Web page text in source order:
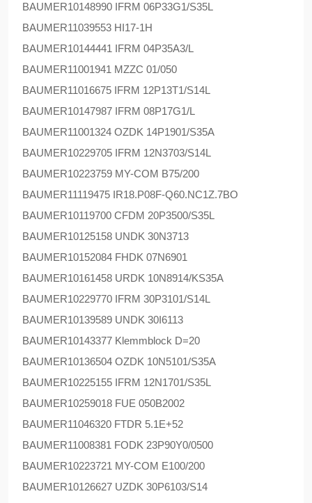
BAUMER10148990 IFRM 06P33G1/S35L
BAUMER11039553 HI17-1H
BAUMER10144441 IFRM 04P35A3/L
BAUMER11001941 MZZC 01/050
BAUMER11016675 IFRM 12P13T1/S14L
BAUMER10147987 IFRM 08P17G1/L
BAUMER11001324 OZDK 14P1901/S35A
BAUMER10229705 IFRM 12N3703/S14L
BAUMER10223759 MY-COM B75/200
BAUMER11119475 IR18.P08F-Q60.NC1Z.7BO
BAUMER10119700 CFDM 20P3500/S35L
BAUMER10125158 UNDK 30N3713
BAUMER10152084 FHDK 07N6901
BAUMER10161458 URDK 10N8914/KS35A
BAUMER10229770 IFRM 30P3101/S14L
BAUMER10139589 UNDK 30I6113
BAUMER10143377 Klemmblock D=20
BAUMER10136504 OZDK 10N5101/S35A
BAUMER10225155 IFRM 12N1701/S35L
BAUMER10259018 FUE 050B2002
BAUMER11046320 FTDR 5.1E+52
BAUMER11008381 FODK 23P90Y0/0500
BAUMER10223721 MY-COM E100/200
BAUMER10126627 UZDK 30P6103/S14